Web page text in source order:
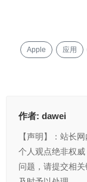
Apple 应用
作者: dawei
【声明】：站长
个人观点绝非权
问题，请提交相